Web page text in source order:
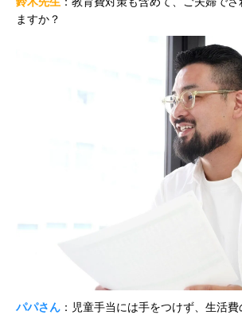
ますか？
パパさん ：児童手当には手をつけず、生活